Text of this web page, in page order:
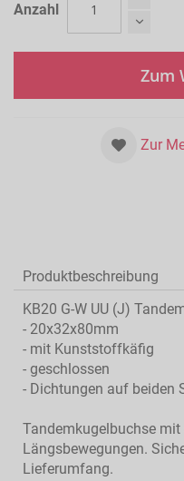
Anzahl
Zum
Zur
Produktbeschreibung
KB20 G-W UU (J)
- 20x32x80mm
- mit Kunststoffkäfig
- geschlossen
- Dichtungen auf beiden
Tandemkugelbuchse
Längsbewegungen.
Lieferumfang.